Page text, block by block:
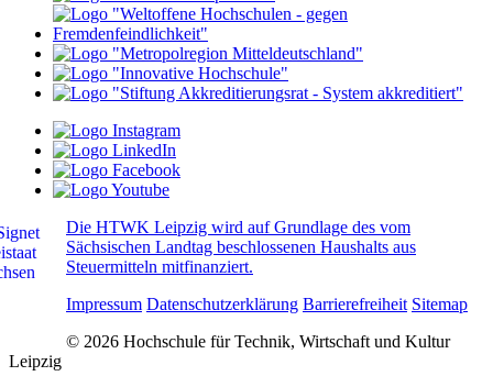
Die HTWK Leipzig wird auf Grundlage des vom
Sächsischen Landtag beschlossenen Haushalts aus
Steuermitteln mitfinanziert.
Impressum Datenschutzerklärung Barrierefreiheit Sitemap
© 2026 Hochschule für Technik, Wirtschaft und Kultur
Leipzig